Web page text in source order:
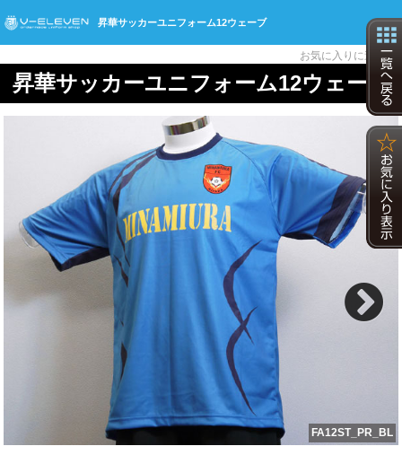
昇華サッカーユニフォーム12ウェーブ
お気に入りに追加☆
昇華サッカーユニフォーム12ウェーブ
FA12ST_PR_BL